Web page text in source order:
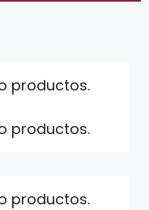
productos.
productos.
productos.